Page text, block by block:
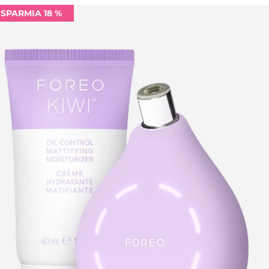
18 %